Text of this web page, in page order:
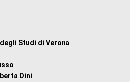
Studi di Verona
Dini